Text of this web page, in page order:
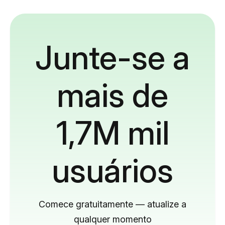
Junte-se a
mais de
1,7M mil
usuários
Comece gratuitamente — atualize a
qualquer momento